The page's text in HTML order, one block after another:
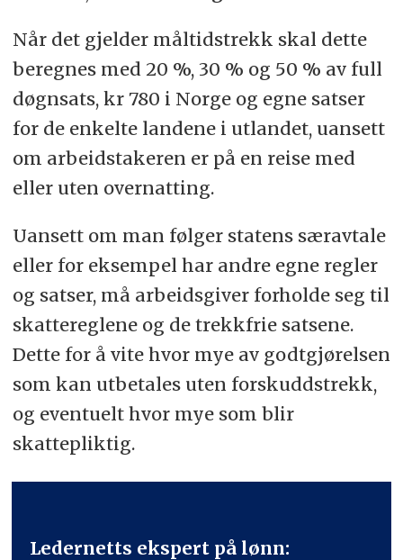
Når det gjelder måltidstrekk skal dette
beregnes med 20 %, 30 % og 50 % av full
døgnsats, kr 780 i Norge og egne satser
for de enkelte landene i utlandet, uansett
om arbeidstakeren er på en reise med
eller uten overnatting.
Uansett om man følger statens særavtale
eller for eksempel har andre egne regler
og satser, må arbeidsgiver forholde seg til
skattereglene og de trekkfrie satsene.
Dette for å vite hvor mye av godtgjørelsen
som kan utbetales uten forskuddstrekk,
og eventuelt hvor mye som blir
skattepliktig.
Ledernetts ekspert på lønn: